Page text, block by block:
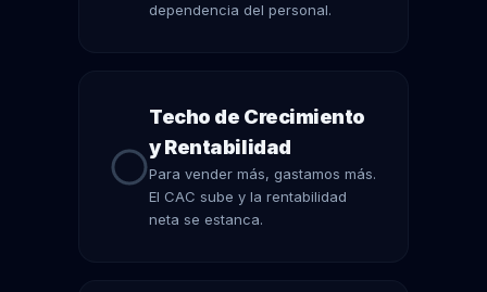
dependencia del personal.
Techo de Crecimiento
y Rentabilidad
Para vender más, gastamos más.
El CAC sube y la rentabilidad
neta se estanca.